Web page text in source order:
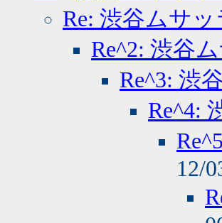
Re: 渋谷ムサッ
Re^2: 渋谷
Re^3: 渋
Re^4:
12/